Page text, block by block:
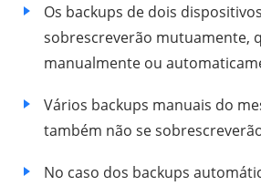
Os backups de dois
sobrescreverão mutuamente,
manualmente ou
Vários backups manuais do
também não se
No caso dos backups